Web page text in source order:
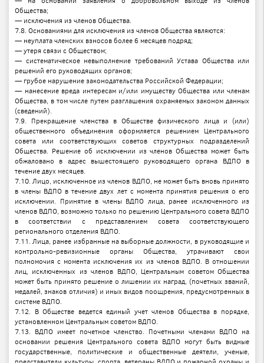
Общества;
— исключения из членов Общества.
7.8. Основаниями для исключения из членов Общества являются:
— неуплата членских взносов более 6 месяцев подряд;
— утеря связи с Обществом;
— систематическое невыполнение требований Устава Общества или
решений его руководящих органов;
— грубое нарушение законодательства Российской Федерации;
— нанесение вреда интересам и/или имуществу Общества или членам
Общества, в том числе путем разглашения охраняемых законом данных
(сведений).
7.9. Прекращение членства в Обществе физического лица и (или)
общественного объединения оформляется решением Центрального
совета или соответствующих советов структурных подразделений
Общества. Решение об исключении из членов Общества может быть
обжаловано в адрес вышестоящего руководящего органа ВДПО в
течение двух месяцев.
7.10. Лицо, исключенное из членов ВДПО, не может быть вновь принято
в члены ВДПО в течение двух лет с момента принятия решения о его
исключении. Принятие в члены ВДПО лица, ранее исключенного из
членов ВДПО, возможно только по решению Центрального совета ВДПО
в соответствии с представлением совета соответствующего
регионального отделения ВДПО.
7.11. Лица, ранее избранные на выборные должности, в руководящие и
контрольно-ревизионные органы Общества, утрачивают свои
полномочия с момента исключения их из членов ВДПО. В отношении
лиц, исключенных из членов ВДПО, Центральным советом Общества
может быть принято решение о лишении их наград, (почетных званий,
медалей, знаков отличия) и иных видов поощрения, предусмотренных в
системе ВДПО.
7.12. В Обществе ведется единый учет членов Общества в порядке,
установленном Центральным советом ВДПО.
7.13. ВДПО имеет почетное членство. Почетными членами ВДПО на
основании решения Центрального совета ВДПО могут быть видные
государственные, политические и общественные деятели, ученые,